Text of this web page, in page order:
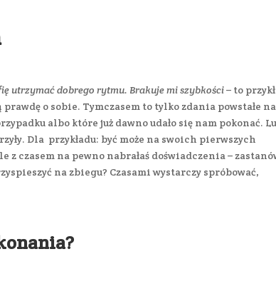
utrzymać dobrego rytmu. Brakuje mi szybkości– to
o sobie. Tymczasem to tylko zdania powstałe na
albo które już dawno udało się nam pokonać.
Dla przykładu: być może na swoich pierwszych
czasem na pewno nabrałaś doświadczenia –
na zbiegu? Czasami wystarczy spróbować,